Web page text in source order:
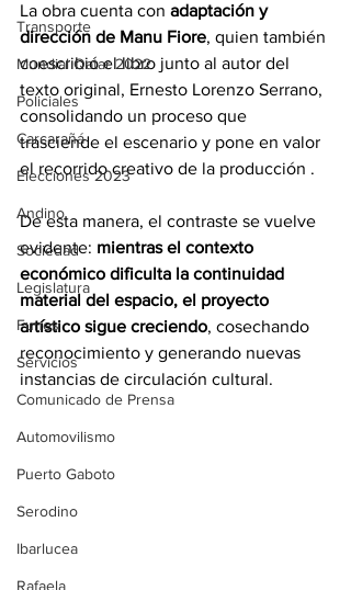
Transporte
Mundial Qatar 2022
Policiales
Carcarañá
Elecciones 2023
Andino
Sociedad
Legislatura
Funes
Servicios
Comunicado de Prensa
Automovilismo
Puerto Gaboto
Serodino
Ibarlucea
Rafaela
La obra cuenta con adaptación y
dirección de Manu Fiore, quien también
coescribió el libro junto al autor del
texto original, Ernesto Lorenzo Serrano,
consolidando un proceso que
trasciende el escenario y pone en valor
el recorrido creativo de la producción .
De esta manera, el contraste se vuelve
evidente: mientras el contexto
económico dificulta la continuidad
material del espacio, el proyecto
artístico sigue creciendo, cosechando
reconocimiento y generando nuevas
instancias de circulación cultural.